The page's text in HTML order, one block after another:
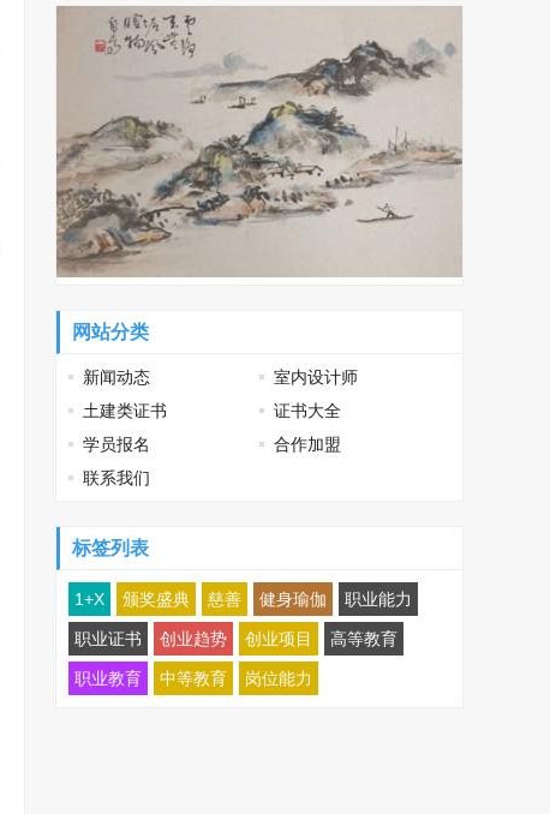
网站分类
新闻动态
室内设计师
土建类证书
证书大全
学员报名
合作加盟
联系我们
标签列表
1+X 颁奖盛典 慈善 健身瑜伽 职业能力
职业证书 创业趋势 创业项目 高等教育
职业教育 中等教育 岗位能力